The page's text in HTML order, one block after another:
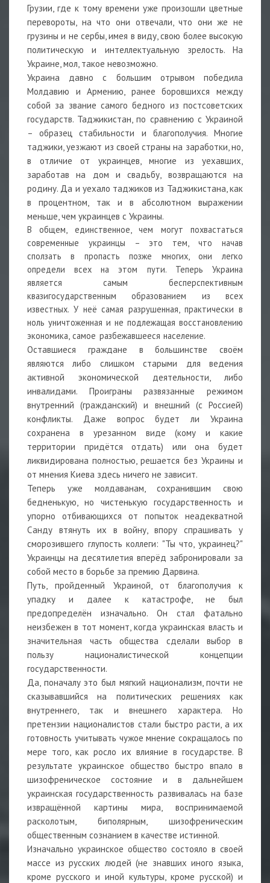
Грузии, где к тому времени уже произошли цветные
перевороты, на что они отвечали, что они же не
грузины и не сербы, имея в виду, свою более высокую
политическую и интеллектуальную зрелость. На
Украине, мол, такое невозможно.
Украина давно с большим отрывом победила
Молдавию и Армению, ранее боровшихся между
собой за звание самого бедного из постсоветских
государств. Таджикистан, по сравнению с Украиной
– образец стабильности и благополучия. Многие
таджики, уезжают из своей страны на заработки, но,
в отличие от украинцев, многие из уехавших,
заработав на дом и свадьбу, возвращаются на
родину. Да и уехало таджиков из Таджикистана, как
в процентном, так и в абсолютном выражении
меньше, чем украинцев с Украины.
В общем, единственное, чем могут похвастаться
современные украинцы – это тем, что начав
сползать в пропасть позже многих, они легко
определи всех на этом пути. Теперь Украина
является самым бесперспективным
квазигосударственным образованием из всех
известных. У неё самая разрушенная, практически в
ноль уничтоженная и не подлежащая восстановлению
экономика, самое разбежавшееся население.
Оставшиеся граждане в большинстве своём
являются либо слишком старыми для ведения
активной экономической деятельности, либо
инвалидами. Проиграны развязанные режимом
внутренний (гражданский) и внешний (с Россией)
конфликты. Даже вопрос будет ли Украина
сохранена в урезанном виде (кому и какие
территории придётся отдать) или она будет
ликвидирована полностью, решается без Украины и
от мнения Киева здесь ничего не зависит.
Теперь уже молдаванам, сохранившим свою
бедненькую, но чистенькую государственность и
упорно отбивающихся от попыток неадекватной
Санду втянуть их в войну, впору спрашивать у
сморозившего глупость коллеги: "Ты что, украинец?"
Украинцы на десятилетия вперёд забронировали за
собой место в борьбе за премию Дарвина.
Путь, пройденный Украиной, от благополучия к
упадку и далее к катастрофе, не был
предопределён изначально. Он стал фатально
неизбежен в тот момент, когда украинская власть и
значительная часть общества сделали выбор в
пользу националистической концепции
государственности.
Да, поначалу это был мягкий национализм, почти не
сказывавшийся на политических решениях как
внутреннего, так и внешнего характера. Но
претензии националистов стали быстро расти, а их
готовность учитывать чужое мнение сокращалось по
мере того, как росло их влияние в государстве. В
результате украинское общество быстро впало в
шизофреническое состояние и в дальнейшем
украинская государственность развивалась на базе
извращённой картины мира, воспринимаемой
расколотым, биполярным, шизофреническим
общественным сознанием в качестве истинной.
Изначально украинское общество состояло в своей
массе из русских людей (не знавших иного языка,
кроме русского и иной культуры, кроме русской) и